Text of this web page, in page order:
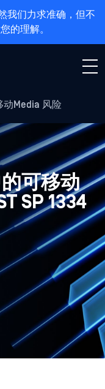
我们力求准确，但不
的理解。
动Media 风险
的可移动
SP 1334